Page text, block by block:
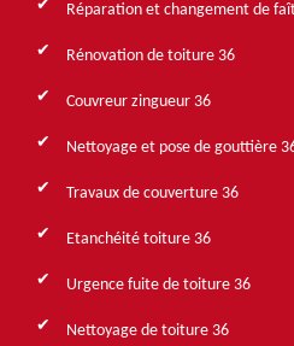
Réparation et changement de
Rénovation de toiture 36
Couvreur zingueur 36
Nettoyage et pose de gouttière
Travaux de couverture 36
Etanchéité toiture 36
Urgence fuite de toiture 36
Nettoyage de toiture 36